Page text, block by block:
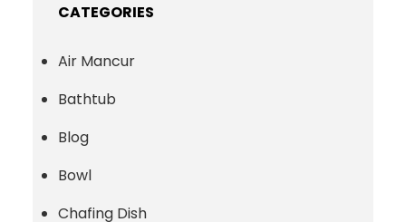
CATEGORIES
Air Mancur
Bathtub
Blog
Bowl
Chafing Dish